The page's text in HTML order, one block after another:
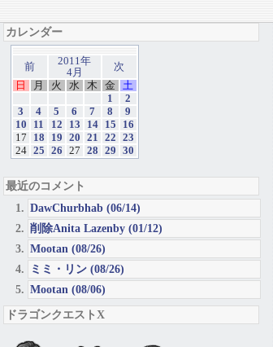
カレンダー
前
2011年
4月
次
日
月 火 水 木 金
土
1
2
3
4 5 6 7 8
9
10
11 12 13 14 15
16
17
18 19 20 21 22
23
24 25 26 27 28 29 30
最近のコメント
DawChurbhab (06/14)
削除Anita Lazenby (01/12)
Mootan (08/26)
ミミ・リン (08/26)
Mootan (08/06)
ドラゴンクエストX